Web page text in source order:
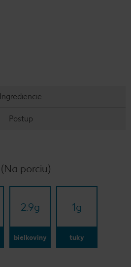
Ingrediencie
Postup
(Na porciu)
2.9g
bielkoviny
1g
tuky